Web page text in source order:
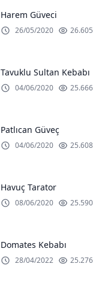
Harem Güveci
26/05/2020 26.605
Tavuklu Sultan Kebabı
04/06/2020 25.666
Patlıcan Güveç
04/06/2020 25.608
Havuç Tarator
08/06/2020 25.590
Domates Kebabı
28/04/2022 25.276